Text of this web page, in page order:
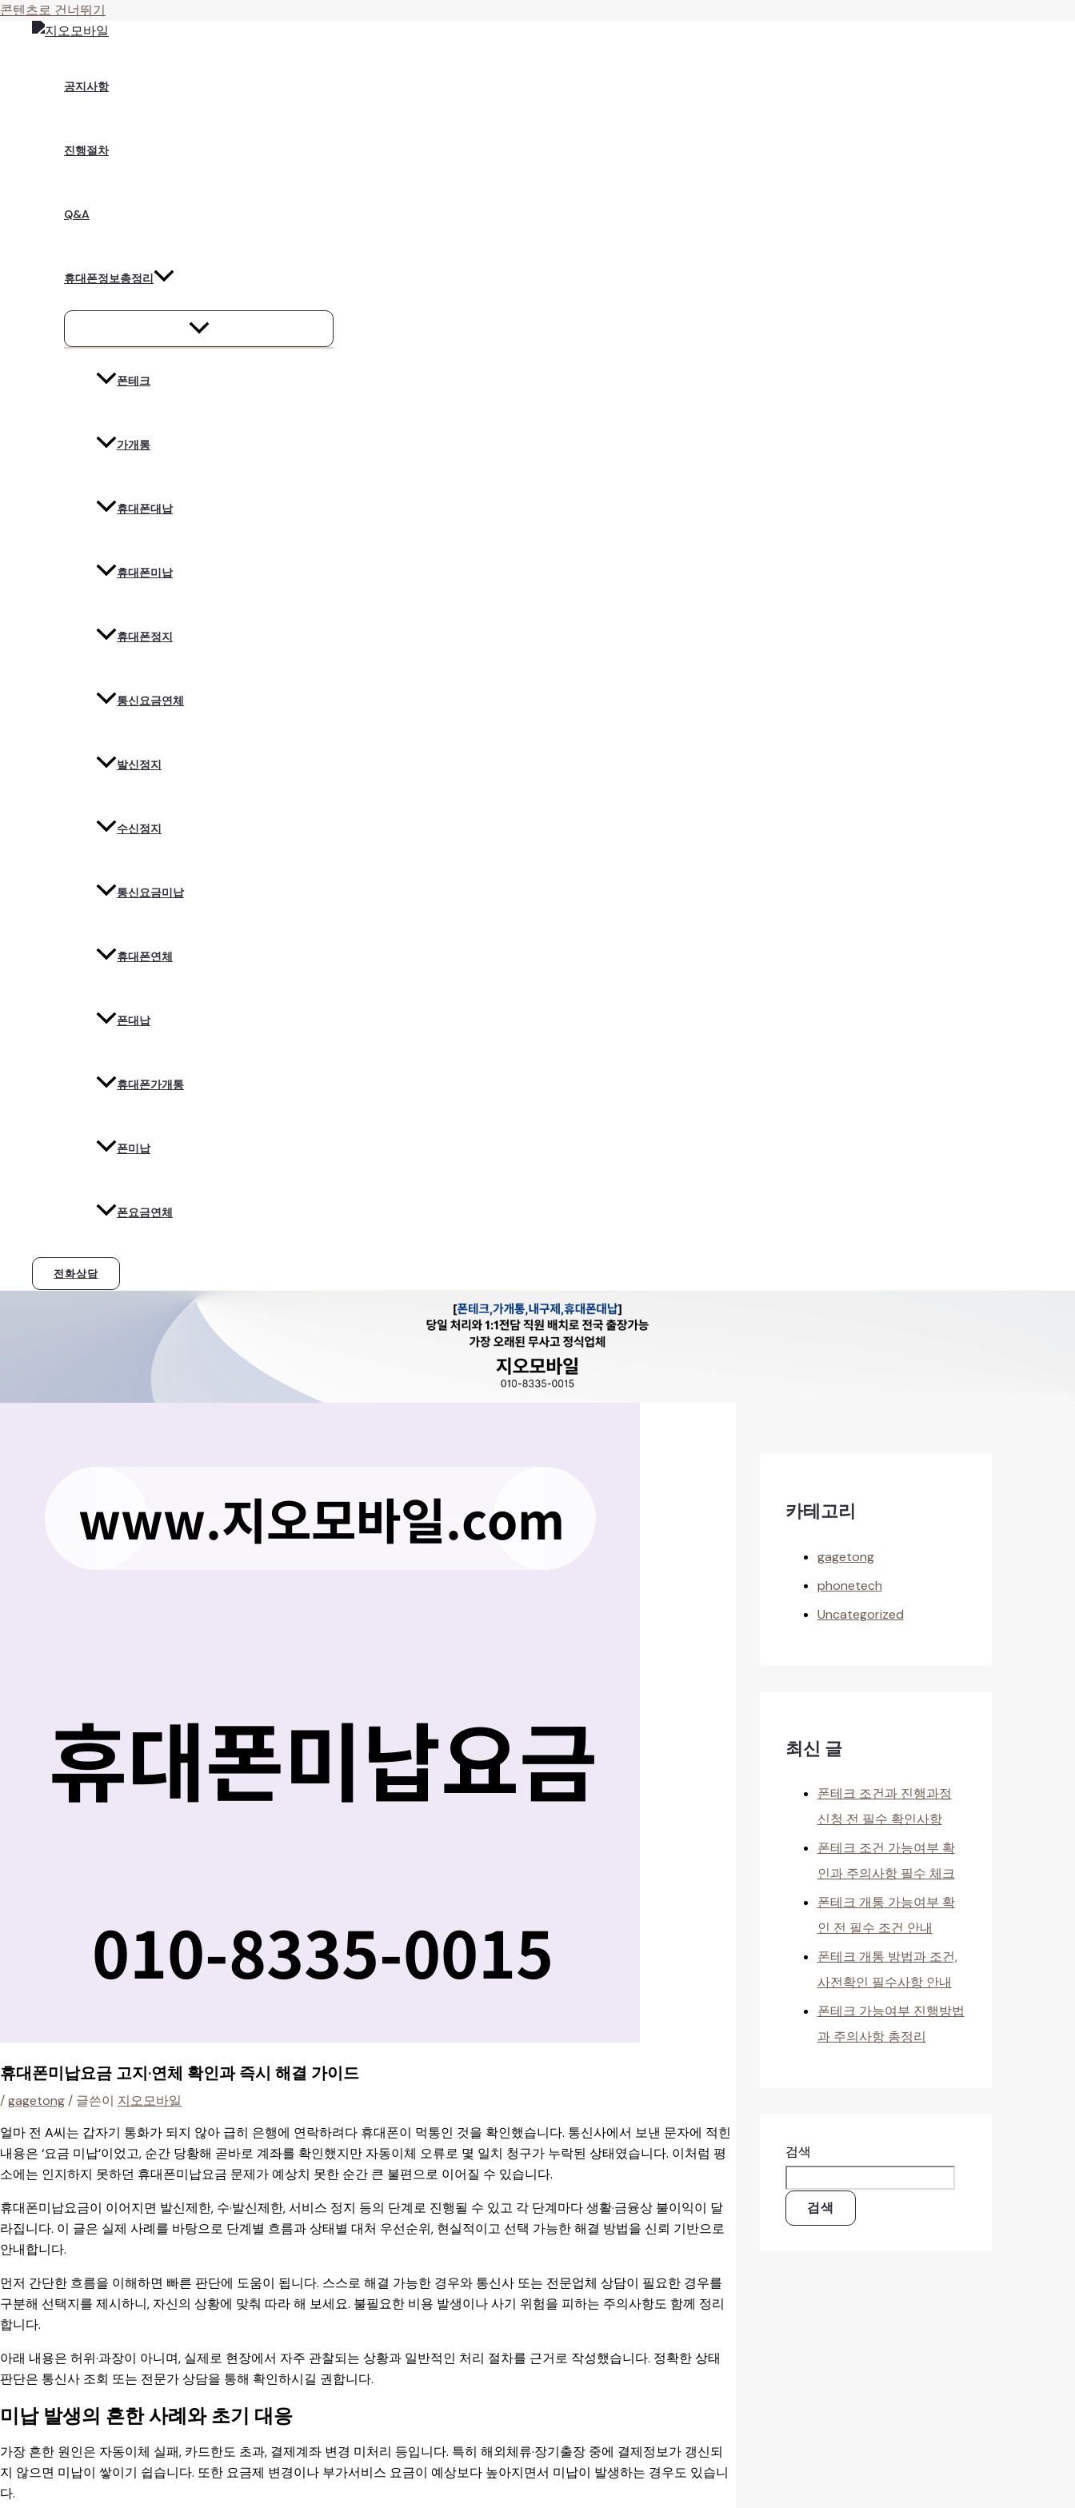
콘텐츠로 건너뛰기
공지사항
진행절차
Q&A
휴대폰정보총정리
폰테크
가개통
휴대폰대납
휴대폰미납
휴대폰정지
통신요금연체
발신정지
수신정지
통신요금미납
휴대폰연체
폰대납
휴대폰가개통
폰미납
폰요금연체
전화상담
휴대폰미납요금 고지·연체 확인과 즉시 해결 가이드
/gagetong / 글쓴이 지오모바일
얼마 전 A씨는 갑자기 통화가 되지 않아 급히 은행에 연락하려다 휴대폰이 먹통인 것을 확인했습니다. 통신사에서 보낸 문자에 적힌
내용은 ‘요금 미납’이었고, 순간 당황해 곧바로 계좌를 확인했지만 자동이체 오류로 몇 일치 청구가 누락된 상태였습니다. 이처럼 평
소에는 인지하지 못하던 휴대폰미납요금 문제가 예상치 못한 순간 큰 불편으로 이어질 수 있습니다.
휴대폰미납요금이 이어지면 발신제한, 수·발신제한, 서비스 정지 등의 단계로 진행될 수 있고 각 단계마다 생활·금융상 불이익이 달
라집니다. 이 글은 실제 사례를 바탕으로 단계별 흐름과 상태별 대처 우선순위, 현실적이고 선택 가능한 해결 방법을 신뢰 기반으로
안내합니다.
먼저 간단한 흐름을 이해하면 빠른 판단에 도움이 됩니다. 스스로 해결 가능한 경우와 통신사 또는 전문업체 상담이 필요한 경우를
구분해 선택지를 제시하니, 자신의 상황에 맞춰 따라 해 보세요. 불필요한 비용 발생이나 사기 위험을 피하는 주의사항도 함께 정리
합니다.
아래 내용은 허위·과장이 아니며, 실제로 현장에서 자주 관찰되는 상황과 일반적인 처리 절차를 근거로 작성했습니다. 정확한 상태
판단은 통신사 조회 또는 전문가 상담을 통해 확인하시길 권합니다.
미납 발생의 흔한 사례와 초기 대응
가장 흔한 원인은 자동이체 실패, 카드한도 초과, 결제계좌 변경 미처리 등입니다. 특히 해외체류·장기출장 중에 결제정보가 갱신되
지 않으면 미납이 쌓이기 쉽습니다. 또한 요금제 변경이나 부가서비스 요금이 예상보다 높아지면서 미납이 발생하는 경우도 있습니
다.
카테고리
gagetong
phonetech
Uncategorized
최신 글
폰테크 조건과 진행과정
신청 전 필수 확인사항
폰테크 조건 가능여부 확
인과 주의사항 필수 체크
폰테크 개통 가능여부 확
인 전 필수 조건 안내
폰테크 개통 방법과 조건,
사전확인 필수사항 안내
폰테크 가능여부 진행방법
과 주의사항 총정리
검색
검색